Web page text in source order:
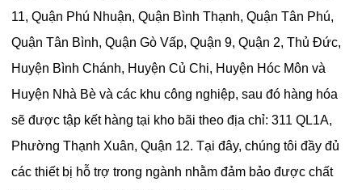
11, Quận Phú Nhuận, Quận Bình Thạnh, Quận Tân Phú,
Quận Tân Bình, Quận Gò Vấp, Quận 9, Quận 2, Thủ Đức,
Huyện Bình Chánh, Huyện Củ Chi, Huyện Hóc Môn và
Huyện Nhà Bè và các khu công nghiệp, sau đó hàng hóa
sẽ được tập kết hàng tại kho bãi theo địa chỉ: 311 QL1A,
Phường Thạnh Xuân, Quận 12. Tại đây, chúng tôi đầy đủ
các thiết bị hỗ trợ trong ngành nhằm đảm bảo được chất